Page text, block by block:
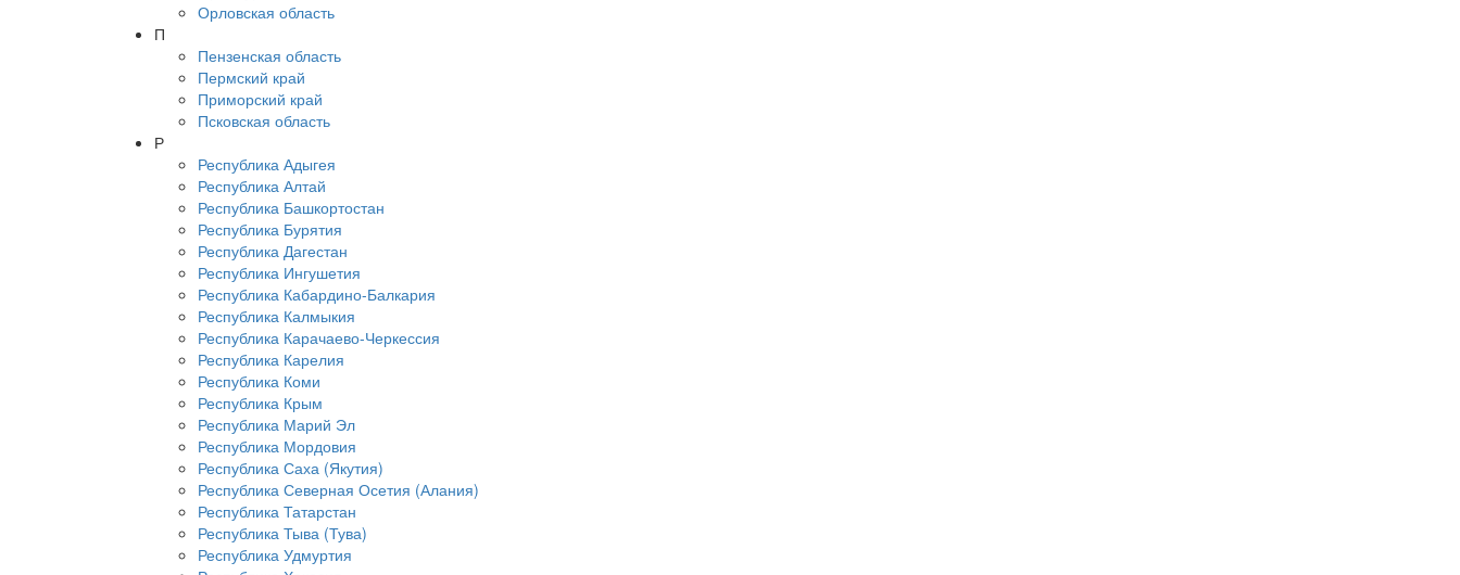
Орловская область
П
Пензенская область
Пермский край
Приморский край
Псковская область
Р
Республика Адыгея
Республика Алтай
Республика Башкортостан
Республика Бурятия
Республика Дагестан
Республика Ингушетия
Республика Кабардино-Балкария
Республика Калмыкия
Республика Карачаево-Черкессия
Республика Карелия
Республика Коми
Республика Крым
Республика Марий Эл
Республика Мордовия
Республика Саха (Якутия)
Республика Северная Осетия (Алания)
Республика Татарстан
Республика Тыва (Тува)
Республика Удмуртия